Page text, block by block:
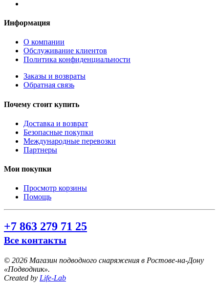
Информация
О компании
Обслуживание клиентов
Политика конфиденциальности
Заказы и возвраты
Обратная связь
Почему стоит купить
Доставка и возврат
Безопасные покупки
Международные перевозки
Партнеры
Мои покупки
Просмотр корзины
Помощь
+7 863 279 71 25
Все контакты
© 2026 Магазин подводного снаряжения в Ростове-на-Дону
«Подводник».
Created by Life-Lab